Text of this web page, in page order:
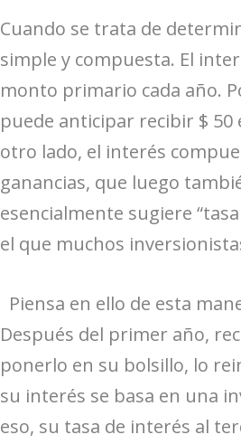
Cuando se trata de
simple y compuesta. El
monto primario cada año.
puede anticipar recibir $
otro lado, el interés
ganancias, que luego
esencialmente sugiere
el que muchos
Piensa en ello de esta
Después del primer año,
ponerlo en su bolsillo, lo
su interés se basa en una
eso, su tasa de interés al